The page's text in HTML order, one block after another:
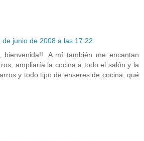
de junio de 2008 a las 17:22
bienvenida!!. A mí también me encantan
ampliaría la cocina a todo el salón y la
y todo tipo de enseres de cocina, qué